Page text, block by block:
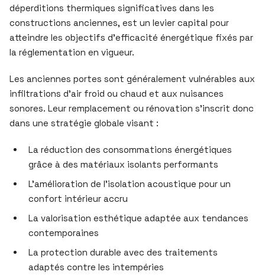
déperditions thermiques significatives dans les
constructions anciennes, est un levier capital pour
atteindre les objectifs d’efficacité énergétique fixés par
la réglementation en vigueur.
Les anciennes portes sont généralement vulnérables aux
infiltrations d’air froid ou chaud et aux nuisances
sonores. Leur remplacement ou rénovation s’inscrit donc
dans une stratégie globale visant :
La réduction des consommations énergétiques
grâce à des matériaux isolants performants
L’amélioration de l’isolation acoustique pour un
confort intérieur accru
La valorisation esthétique adaptée aux tendances
contemporaines
La protection durable avec des traitements
adaptés contre les intempéries